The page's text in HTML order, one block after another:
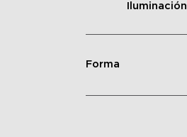
Iluminación
Forma